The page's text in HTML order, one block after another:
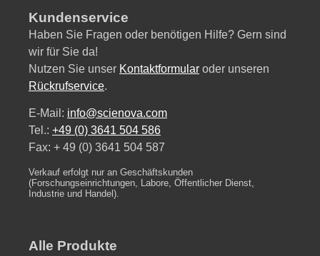
Kundenservice
Haben Sie Fragen oder benötigen Hilfe? Gern sind
wir für Sie da!
Nutzen Sie unser Kontaktformular oder unseren
Rückrufservice.
E-Mail: info@scienova.com
Tel.: +49 (0) 3641 504 586
Fax: + 49 (0) 3641 504 587
Verkauf erfolgt nur an Geschäftskunden
(Forschungseinrichtungen, Labore, Öffentlicher Dienst,
Industrie und Handel).
Alle Produkte